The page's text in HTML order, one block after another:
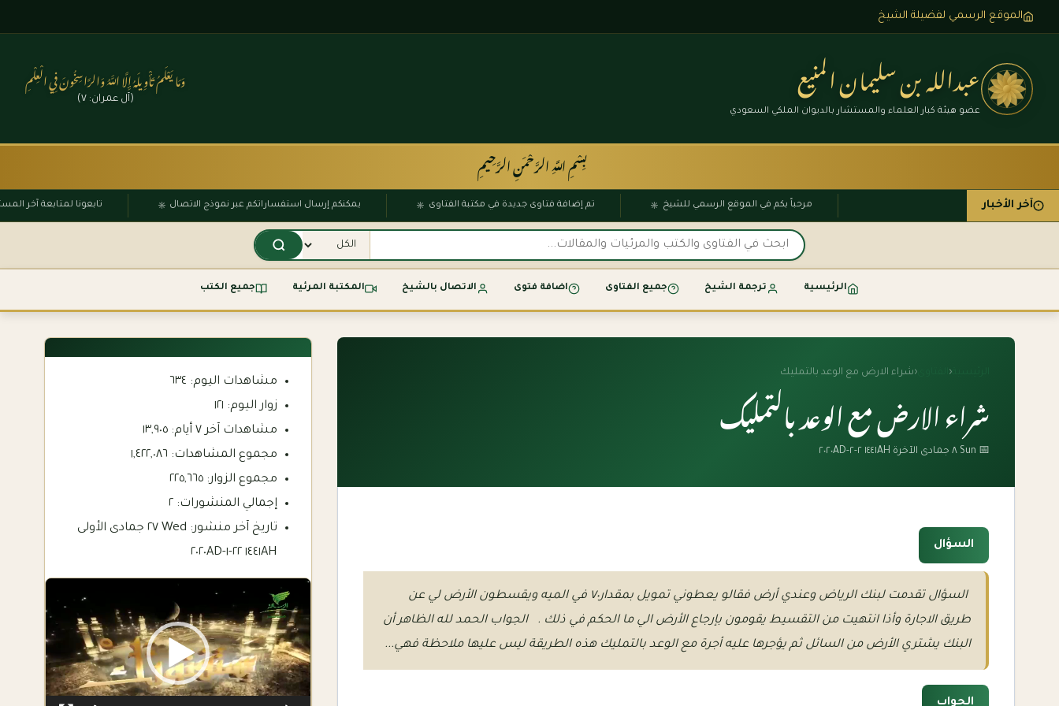
الموقع الرسمي لفضيلة الشيخ
عبدالله بن سليمان المنيع
عضو هيئة كبار العلماء والمستشار بالديوان الملكي السعودي
وَمَا يَعْلَمُ تَأْوِيلَهُ إِلَّا اللَّهُ وَالرَّاسِخُونَ فِي الْعِلْمِ
(آل عمران: ٧)
بِسْمِ اللَّهِ الرَّحْمَنِ الرَّحِيمِ
آخر الأخبار مرحباً بكم في الموقع الرسمي للشيخ تم إضافة فتاوى جديدة في مكتبة الفتاوى يمكنكم إرسال استفساراتكم عبر نموذج الاتصال تابعونا لمتابعة آخر
الرئيسية ترجمة الشيخ جميع الفتاوى اضافة فتوى الاتصال بالشيخ المكتبة المرئية جميع الكتب
‹
‹شراء الارض مع الوعد بالتمليك
شراء الارض مع الوعد بالتمليك
📅 Sun ٨ جمادى الآخرة ١٤٤١AH ٢-٢-٢٠٢٠AD
السؤال
السؤال تقدمت لبنك الرياض وعندي أرض فقالو يعطوني تمويل بمقدار٧٠ في الميه ويقسطون الأرض لي عن
طريق الاجارة وأذا انتهيت من التقسيط يقومون بإرجاع الأرض الي ما الحكم في ذلك . الجواب الحمد لله الظاهر أن
البنك يشتري الأرض من السائل ثم يؤجرها عليه أجرة مع الوعد بالتمليك هذه الطريقة ليس عليها ملاحظة فهي...
الجواب
مشاهدات اليوم: ٦٣٤
زوار اليوم: ١٢١
مشاهدات آخر ٧ أيام:
١٣,٩٠٥
مجموع المشاهدات: ١,٤٢٢,٠٨٦
مجموع الزوار:٢٢٥,٦٦٥
إجمالي المنشورات: ٢
تاريخ آخر منشور:
Wed ٢٧ جمادى الأولى
١٤٤١AH ٢٢-١-٢٠٢٠AD
Video
Player